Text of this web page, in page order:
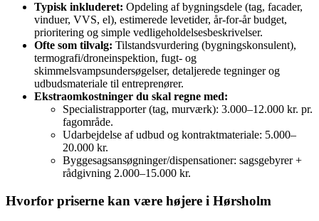
Typisk inkluderet: Opdeling af bygningsdele (tag, facader,
vinduer, VVS, el), estimerede levetider, år-for-år budget,
prioritering og simple vedligeholdelsesbeskrivelser.
Ofte som tilvalg: Tilstandsvurdering (bygningskonsulent),
termografi/droneinspektion, fugt- og
skimmelsvampsundersøgelser, detaljerede tegninger og
udbudsmateriale til entreprenører.
Ekstraomkostninger du skal regne med:
Specialistrapporter (tag, murværk): 3.000–12.000 kr. pr.
fagområde.
Udarbejdelse af udbud og kontraktmateriale: 5.000–
20.000 kr.
Byggesagsansøgninger/dispensationer: sagsgebyrer +
rådgivning 2.000–15.000 kr.
Hvorfor priserne kan være højere i Hørsholm